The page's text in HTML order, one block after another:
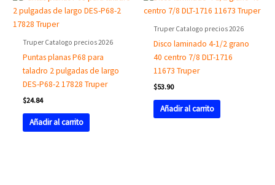
Truper Catalogo precios 2026
Puntas planas P68 para
taladro 2 pulgadas de largo
DES-P68-2 17828 Truper
$24.84
Añadir al carrito
Truper Catalogo precios 2026
Disco laminado 4-1/2 grano
40 centro 7/8 DLT-1716
11673 Truper
$53.90
Añadir al carrito